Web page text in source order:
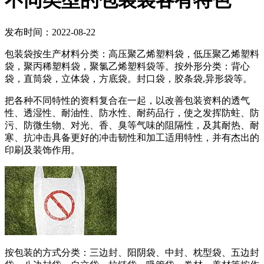
发布时间：2022-08-22
包装袋按生产材料分类：高压聚乙烯塑料袋，低压聚乙烯塑料
袋，聚丙稀塑料袋，聚氯乙烯塑料袋等。按外形分类：背心
袋，直筒袋，立体袋，方底袋。封口袋，胶条袋,异形袋等。
把各种不同特性的资料复合在一起，以改善包装资料的透气
性、透湿性、耐油性、防水性、耐药品行，使之发挥防蛀、防
污、防微生物、对光、香、臭等气味的阻隔性，及其耐热、耐
寒、抗冲击具备更好的冲击韧性和加工适用特性，并有杰出的
印刷及装饰作用。
按包装的方式分类：三边封、阳阴袋、中封、枕型袋、五边封